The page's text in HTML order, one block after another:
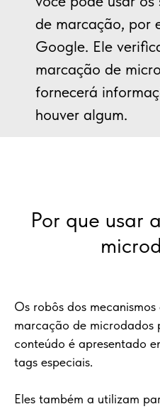
de marcação, por
Google. Ele
marcação de
fornecerá
houver algum.
Por que usar
Os robôs dos
marcação de microdados
conteúdo é apresentado
tags especiais.
Eles também a utilizam